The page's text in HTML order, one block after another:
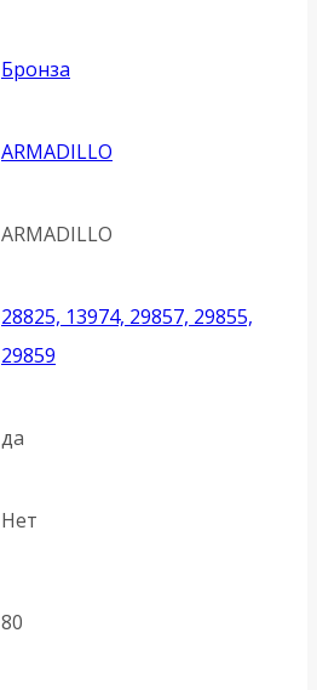
Бронза
ARMADILLO
ARMADILLO
28825, 13974, 29857, 29855,
29859
да
Нет
80